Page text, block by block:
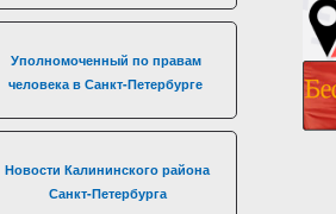
Уполномоченный по правам
человека в Санкт-Петербурге
Новости Калининского района
Санкт-Петербурга